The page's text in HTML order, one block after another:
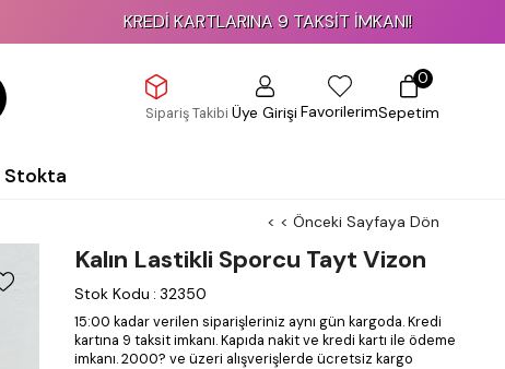
KREDİ KARTLARINA 9 TAKSİT İMKANI!
Sipariş Takibi Üye GirişiFavorilerimSepetim
0
Stokta
< < Önceki Sayfaya Dön
Kalın Lastikli Sporcu Tayt Vizon
Stok Kodu : 32350
15:00 kadar verilen siparişleriniz aynı gün kargoda. Kredi
kartına 9 taksit imkanı. Kapıda nakit ve kredi kartı ile ödeme
imkanı. 2000? ve üzeri alışverişlerde ücretsiz kargo